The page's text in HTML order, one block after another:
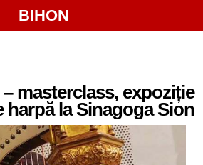
BIHON
masterclass, expoziție
harpă la Sinagoga Sion